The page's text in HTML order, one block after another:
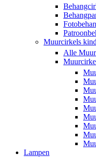
Muurcirkels
Alle
Lampen